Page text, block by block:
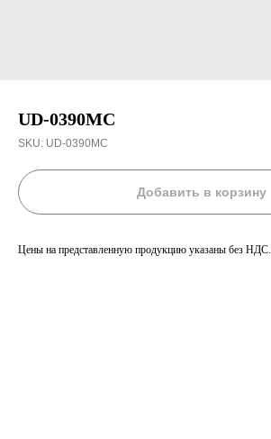
UD-0390MC
SKU: UD-0390MC
Добавить в корзину
Цены на представленную продукцию указаны без НДС.